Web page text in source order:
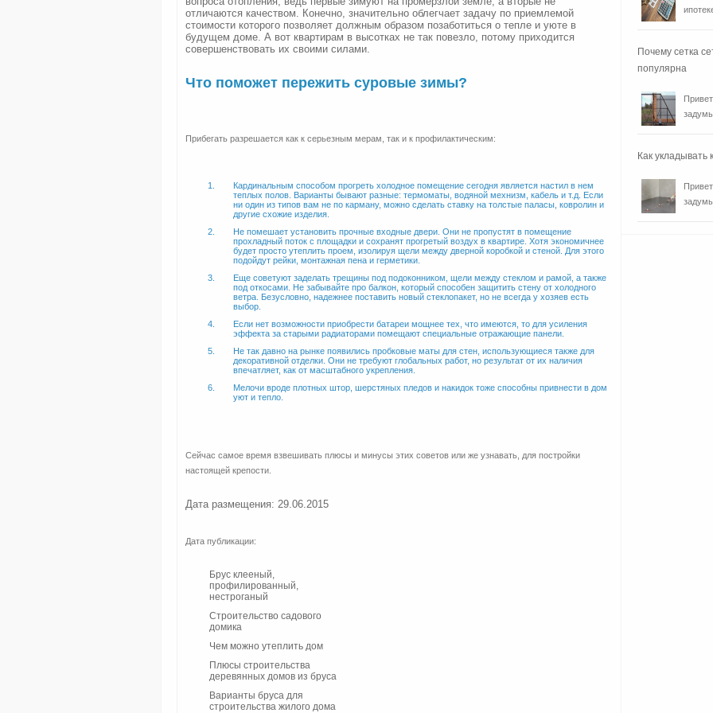
отличаются качеством. Конечно, значительно облегчает задачу по приемлемой
стоимости которого позволяет должным образом позаботиться о тепле и уюте в
будущем доме. А вот квартирам в высотках не так повезло, потому приходится
совершенствовать их своими силами.
Что поможет пережить суровые зимы?
Прибегать разрешается как к серьезным мерам, так и к профилактическим:
Кардинальным способом прогреть холодное помещение сегодня является настил в нем
теплых полов. Варианты бывают разные: термоматы, водяной мехнизм, кабель и т.д. Если
ни один из типов вам не по карману, можно сделать ставку на толстые паласы, ковролин и
другие схожие изделия.
Не помешает установить прочные входные двери. Они не пропустят в помещение
прохладный поток с площадки и сохранят прогретый воздух в квартире. Хотя экономичнее
будет просто утеплить проем, изолируя щели между дверной коробкой и стеной. Для этого
подойдут рейки, монтажная пена и герметики.
Еще советуют заделать трещины под подоконником, щели между стеклом и рамой, а также
под откосами. Не забывайте про балкон, который способен защитить стену от холодного
ветра. Безусловно, надежнее поставить новый стеклопакет, но не всегда у хозяев есть
выбор.
Если нет возможности приобрести батареи мощнее тех, что имеются, то для усиления
эффекта за старыми радиаторами помещают специальные отражающие панели.
Не так давно на рынке появились пробковые маты для стен, использующиеся также для
декоративной отделки. Они не требуют глобальных работ, но результат от их наличия
впечатляет, как от масштабного укрепления.
Мелочи вроде плотных штор, шерстяных пледов и накидок тоже способны привнести в дом
уют и тепло.
Сейчас самое время взвешивать плюсы и минусы этих советов или же узнавать, для постройки
настоящей крепости.
Дата размещения: 29.06.2015
Дата публикации:
Брус клееный,
профилированный,
нестроганый
Строительство садового
домика
Чем можно утеплить дом
Плюсы строительства
деревянных домов из бруса
Варианты бруса для
строительства жилого дома
Почему сетка
популярна
Как